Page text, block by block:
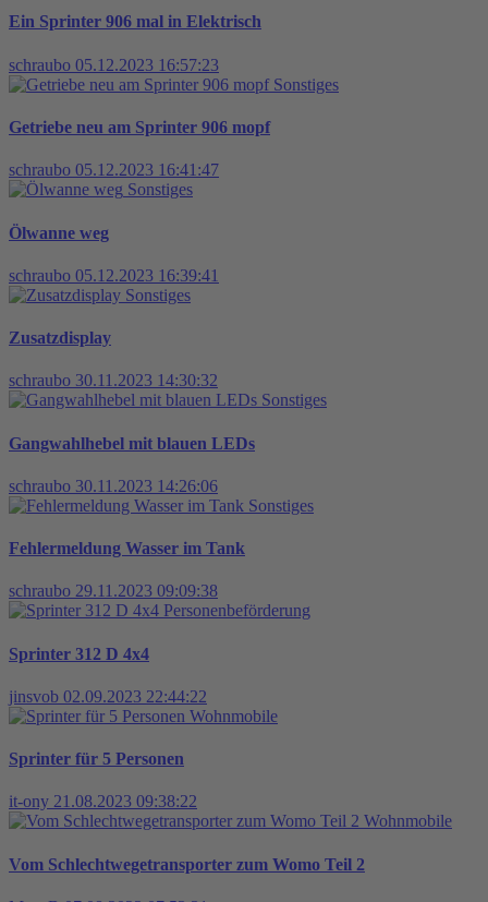
Ein Sprinter 906 mal in Elektrisch
schraubo 05.12.2023 16:57:23
Sonstiges
Getriebe neu am Sprinter 906 mopf
schraubo 05.12.2023 16:41:47
Sonstiges
Ölwanne weg
schraubo 05.12.2023 16:39:41
Sonstiges
Zusatzdisplay
schraubo 30.11.2023 14:30:32
Sonstiges
Gangwahlhebel mit blauen LEDs
schraubo 30.11.2023 14:26:06
Sonstiges
Fehlermeldung Wasser im Tank
schraubo 29.11.2023 09:09:38
Personenbeförderung
Sprinter 312 D 4x4
jinsvob 02.09.2023 22:44:22
Wohnmobile
Sprinter für 5 Personen
it-ony 21.08.2023 09:38:22
Wohnmobile
Vom Schlechtwegetransporter zum Womo Teil 2